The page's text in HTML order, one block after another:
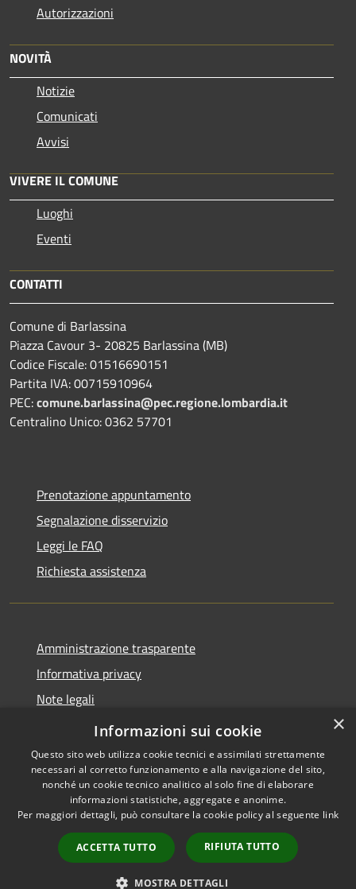
Autorizzazioni
NOVITÀ
Notizie
Comunicati
Avvisi
VIVERE IL COMUNE
Luoghi
Eventi
CONTATTI
Comune di Barlassina
Piazza Cavour 3- 20825 Barlassina (MB)
Codice Fiscale: 01516690151
Partita IVA: 00715910964
PEC:comune.barlassina@pec.regione.lombardia.it
Centralino Unico: 0362 57701
Prenotazione appuntamento
Segnalazione disservizio
Leggi le FAQ
Richiesta assistenza
Amministrazione trasparente
Informativa privacy
Note legali
Dichiarazione di accessibilità
Accessibilità
Copyright © 2026 • Comune di
Barlassina • Powered by
Municipium•
Accesso
redazione
×
Informazioni sui cookie
Questo sito web utilizza cookie tecnici e assimilati strettamente
necessari al corretto funzionamento e alla navigazione del sito,
nonché un cookie tecnico analitico al solo fine di elaborare
informazioni statistiche, aggregate e anonime.
Per maggiori dettagli, può consultare la cookie policy al seguente link
ACCETTA TUTTO RIFIUTA TUTTO
MOSTRA DETTAGLI